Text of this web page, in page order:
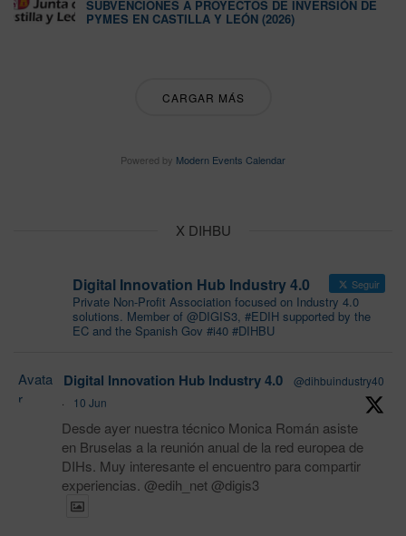
SUBVENCIONES A PROYECTOS DE INVERSIÓN DE
PYMES EN CASTILLA Y LEÓN (2026)
CARGAR MÁS
Powered by Modern Events Calendar
X DIHBU
Digital Innovation Hub Industry 4.0 Seguir
Private Non-Profit Association focused on Industry 4.0
solutions. Member of @DIGIS3, #EDIH supported by the
EC and the Spanish Gov #i40 #DIHBU
Avata
r
Digital Innovation Hub Industry 4.0
@dihbuindustry40
·
10 Jun
Desde ayer nuestra técnico Monica Román asiste
en Bruselas a la reunión anual de la red europea de
DIHs. Muy interesante el encuentro para compartir
experiencias. @edih_net @digis3